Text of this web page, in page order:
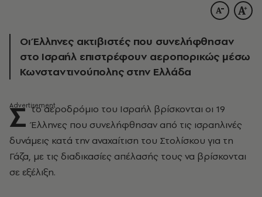
Οι Έλληνες ακτιβιστές που συνελήφθησαν
στο Ισραήλ επιστρέφουν αεροπορικώς μέσω
Κωνσταντινούπολης στην Ελλάδα
Σ το αεροδρόμιο του Ισραήλ βρίσκονται οι 19
Έλληνες που συνελήφθησαν από τις ισραηλινές
δυνάμεις κατά την αναχαίτιση του Στολίσκου για τη
Γάζα, με τις διαδικασίες απέλασής τους να βρίσκονται
σε εξέλιξη.